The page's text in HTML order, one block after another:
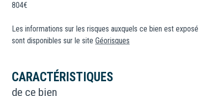
804€
Les informations sur les risques auxquels ce bien est exposé
sont disponibles sur le site Géorisques
CARACTÉRISTIQUES
de ce bien